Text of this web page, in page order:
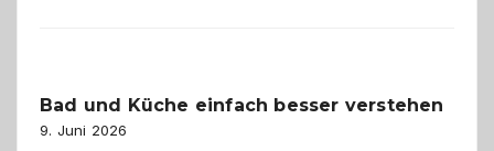
Bad und Küche einfach besser verstehen
9. Juni 2026